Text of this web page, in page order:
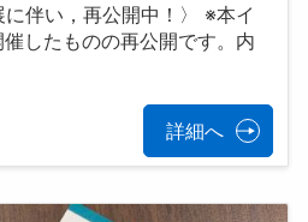
に伴い，再公開中！〉 ※本イ
したものの再公開です。内
詳細へ